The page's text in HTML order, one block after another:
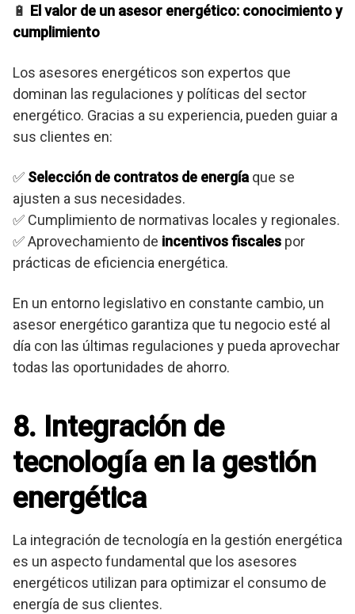
🔋 El valor de un asesor energético: conocimiento y
cumplimiento
Los asesores energéticos son expertos que
dominan las regulaciones y políticas del sector
energético. Gracias a su experiencia, pueden guiar a
sus clientes en:
✅ Selección de contratos de energía que se
ajusten a sus necesidades.
✅ Cumplimiento de normativas locales y regionales.
✅ Aprovechamiento de incentivos fiscales por
prácticas de eficiencia energética.
En un entorno legislativo en constante cambio, un
asesor energético garantiza que tu negocio esté al
día con las últimas regulaciones y pueda aprovechar
todas las oportunidades de ahorro.
8. Integración de
tecnología en la gestión
energética
La integración de tecnología en la gestión energética
es un aspecto fundamental que los asesores
energéticos utilizan para optimizar el consumo de
energía de sus clientes.